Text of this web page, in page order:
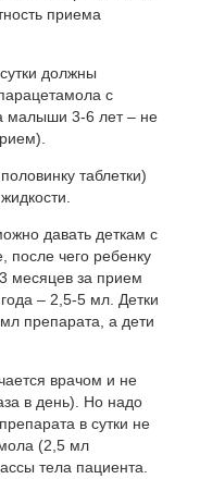
приема
должны
с
малыши 3-6 лет – не
таблетки)
давать деткам с
после чего ребенку
месяцев за прием
– 2,5-5 мл. Детки
препарата, а дети
врачом и не
в день). Но надо
в сутки не
(2,5 мл
тела пациента.